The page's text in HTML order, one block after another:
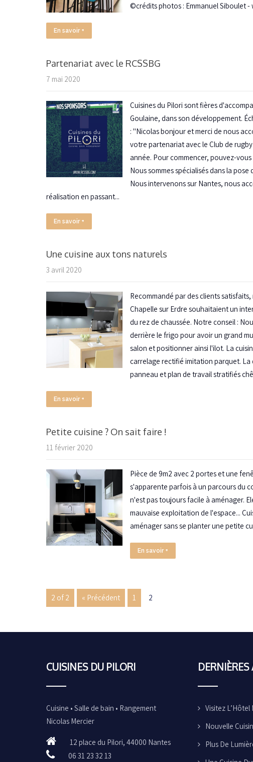
©crédits photos : Emmanuel Siboulet
En savoir +
Partenariat avec le RCSSBG
7 mai 2020
Cuisines du Pilori sont fières
Goulaine, dans son développement.
: "Nicolas bonjour et merci de nous
votre partenariat avec le Club de
année. Pour commencer, pouvez-
Nous sommes spécialisés dans la
Nous intervenons sur Nantes, nous
réalisation en passant...
En savoir +
Une cuisine aux tons naturels
3 avril 2020
Recommandé par des clients
Chapelle sur Erdre souhaitaient un
du rez de chaussée. Notre conseil :
derrière le frigo pour avoir un grand
salon et positionner ainsi l'ilot. La
carrelage rectifié imitation parquet. La
panneau et plan de travail stratifiés
En savoir +
Petite cuisine ? On sait faire !
11 février 2020
Pièce de 9m2 avec 2 portes et une
s'apparente parfois à un parcours du
n'est pas toujours facile à aménager.
mauvaise exploitation de l'espace...
aménager sans se planter une petite
En savoir +
2 of 2 « Précédent 1 2
CUISINES DU PILORI
Cuisine • Salle de bain • Rangement
Nicolas Mercier
12 place du Pilori, 44000 Nantes
06 31 23 32 13
Visitez L’Hôtel
Nouvelle
Plus De